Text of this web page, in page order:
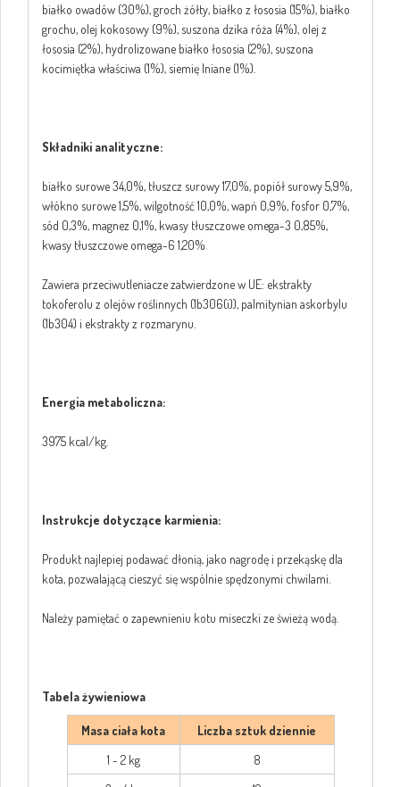
białko owadów (30%), groch żółty, białko z łososia (15%), białko
grochu, olej kokosowy (9%), suszona dzika róża (4%), olej z
łososia (2%), hydrolizowane białko łososia (2%), suszona
kocimiętka właściwa (1%), siemię lniane (1%).
Składniki analityczne:
białko surowe 34,0%, tłuszcz surowy 17,0%, popiół surowy 5,9%,
włókno surowe 1,5%, wilgotność 10,0%, wapń 0,9%, fosfor 0,7%,
sód 0,3%, magnez 0,1%, kwasy tłuszczowe omega-3 0,85%,
kwasy tłuszczowe omega-6 1,20%
Zawiera przeciwutleniacze zatwierdzone w UE: ekstrakty
tokoferolu z olejów roślinnych (1b306(i)), palmitynian askorbylu
(1b304) i ekstrakty z rozmarynu.
Energia metaboliczna:
3975 kcal/kg.
Instrukcje dotyczące karmienia:
Produkt najlepiej podawać dłonią, jako nagrodę i przekąskę dla
kota, pozwalającą cieszyć się wspólnie spędzonymi chwilami.
Należy pamiętać o zapewnieniu kotu miseczki ze świeżą wodą.
Tabela żywieniowa
Masa ciała kota
Liczba sztuk dziennie
1 - 2 kg
8